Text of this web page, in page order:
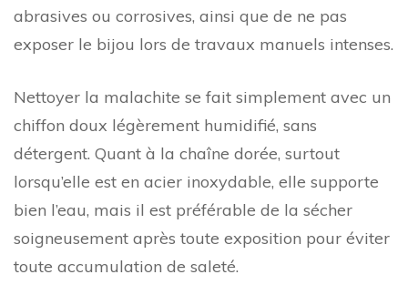
abrasives ou corrosives, ainsi que de ne pas
exposer le bijou lors de travaux manuels intenses.
Nettoyer la malachite se fait simplement avec un
chiffon doux légèrement humidifié, sans
détergent. Quant à la chaîne dorée, surtout
lorsqu’elle est en acier inoxydable, elle supporte
bien l’eau, mais il est préférable de la sécher
soigneusement après toute exposition pour éviter
toute accumulation de saleté.